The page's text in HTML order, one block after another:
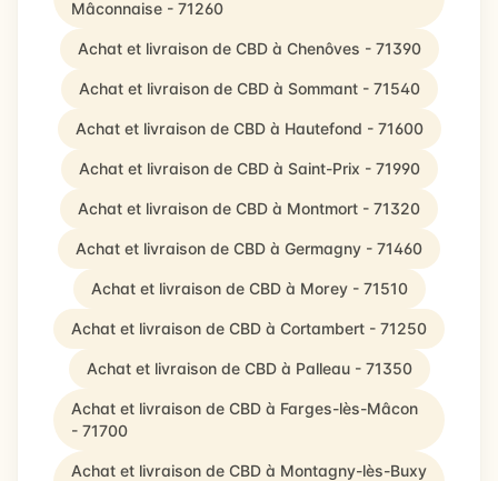
Mâconnaise - 71260
Achat et livraison de CBD à Chenôves - 71390
Achat et livraison de CBD à Sommant - 71540
Achat et livraison de CBD à Hautefond - 71600
Achat et livraison de CBD à Saint-Prix - 71990
Achat et livraison de CBD à Montmort - 71320
Achat et livraison de CBD à Germagny - 71460
Achat et livraison de CBD à Morey - 71510
Achat et livraison de CBD à Cortambert - 71250
Achat et livraison de CBD à Palleau - 71350
Achat et livraison de CBD à Farges-lès-Mâcon
- 71700
Achat et livraison de CBD à Montagny-lès-Buxy